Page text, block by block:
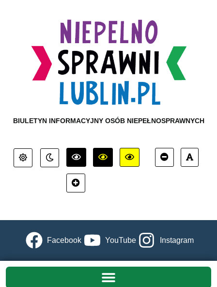
BIULETYN INFORMACYJNY OSÓB NIEPEŁNOSPRAWNYCH
Facebook YouTube Instagram